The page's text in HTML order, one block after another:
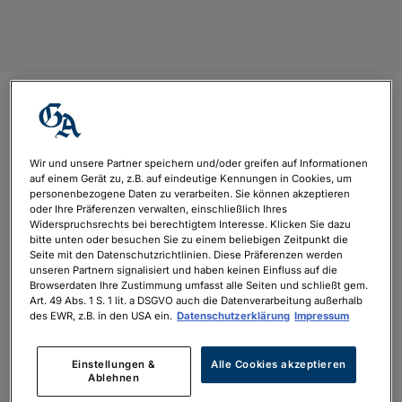
Bonn geht aus
vonphilipp.neubauer|Nov. 18, 2021
Wir und unsere Partner speichern und/oder greifen auf Informationen
auf einem Gerät zu, z.B. auf eindeutige Kennungen in Cookies, um
personenbezogene Daten zu verarbeiten. Sie können akzeptieren
oder Ihre Präferenzen verwalten, einschließlich Ihres
Widerspruchsrechts bei berechtigtem Interesse. Klicken Sie dazu
bitte unten oder besuchen Sie zu einem beliebigen Zeitpunkt die
Seite mit den Datenschutzrichtlinien. Diese Präferenzen werden
unseren Partnern signalisiert und haben keinen Einfluss auf die
Browserdaten Ihre Zustimmung umfasst alle Seiten und schließt gem.
Art. 49 Abs. 1 S. 1 lit. a DSGVO auch die Datenverarbeitung außerhalb
des EWR, z.B. in den USA ein. Datenschutzerklärung Impressum
Einstellungen &
Ablehnen
Alle Cookies akzeptieren